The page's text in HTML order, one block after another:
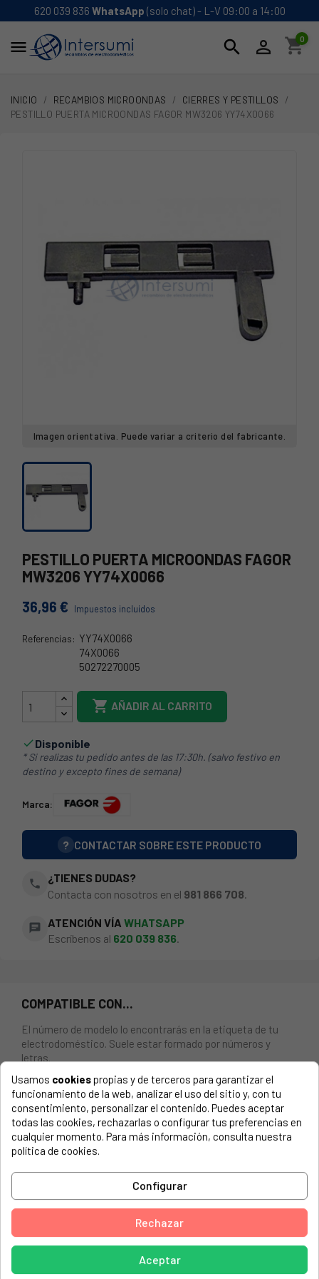
620 039 836 WhatsApp (solo chat) - L-V 09:00 a 14:00
 search  shopping_cart
0
INICIO RECAMBIOS MICROONDAS
CIERRES Y PESTILLOS
PESTILLO PUERTA MICROONDAS FAGOR MW3206 YY74X0066
Imagen orientativa. Puede variar a criterio del fabricante.
PESTILLO PUERTA MICROONDAS FAGOR
MW3206 YY74X0066
36,96 € Impuestos incluidos
Referencias: YY74X0066
74X0066
50272270005
 AÑADIR AL CARRITO
Disponible
* Si realizas tu pedido antes de las 17:30h. (salvo festivo en
destino y excepto fines de semana)
Marca:
? CONTACTAR SOBRE ESTE PRODUCTO
phone
¿TIENES DUDAS?
Contacta con nosotros en el 981 866 708
chat ATENCIÓN VÍA WHATSAPP
Escríbenos al 620 039 836.
COMPATIBLE CON...
El número de modelo lo encontrarás en la etiqueta de tu
electrodoméstico. Suele estar formado por números y
letras.
Pestillo de puerta microondas Fagor MW3-176B.
AMICA, EMW13111E 929470698
AMICA, MW13091E 929470737
ARCELIK, MD821929470505
ATAG, MA3011BUUA02MA3011BUUA02
ATAG, MA3011BUUA03MA3011BUUA03
BLOMBERG, MEE2020X929470739
Usamos cookiespropias y de terceros para garantizar el
funcionamiento de la web, analizar el uso del sitio y, con tu
consentimiento, personalizar el contenido. Puedes aceptar
todas las cookies, rechazarlas o configurar tus preferencias en
cualquier momento. Para más información, consulta nuestra
política de cookies.
Configurar
Rechazar
Aceptar